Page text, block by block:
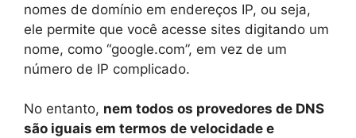
nomes de domínio em endereços IP, ou seja,
ele permite que você acesse sites digitando um
nome, como “google.com”, em vez de um
número de IP complicado.
No entanto, nem todos os provedores de DNS
são iguais em termos de velocidade e